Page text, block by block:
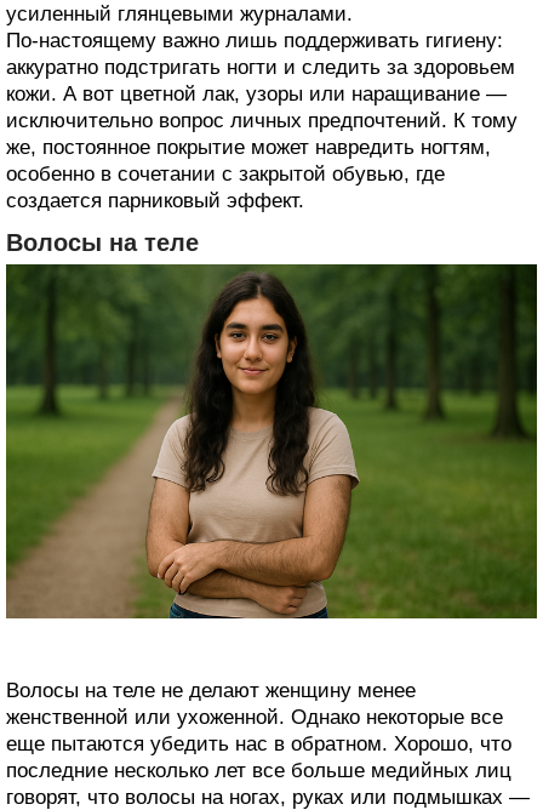
усиленный глянцевыми журналами.
По-настоящему важно лишь поддерживать гигиену:
аккуратно подстригать ногти и следить за здоровьем
кожи. А вот цветной лак, узоры или наращивание —
исключительно вопрос личных предпочтений. К тому
же, постоянное покрытие может навредить ногтям,
особенно в сочетании с закрытой обувью, где
создается парниковый эффект.
Волосы на теле
Волосы на теле не делают женщину менее
женственной или ухоженной. Однако некоторые все
еще пытаются убедить нас в обратном. Хорошо, что
последние несколько лет все больше медийных лиц
говорят, что волосы на ногах, руках или подмышках —